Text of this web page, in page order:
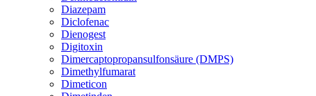
Diazepam
Diclofenac
Dienogest
Digitoxin
Dimercaptopropansulfonsäure (DMPS)
Dimethylfumarat
Dimeticon